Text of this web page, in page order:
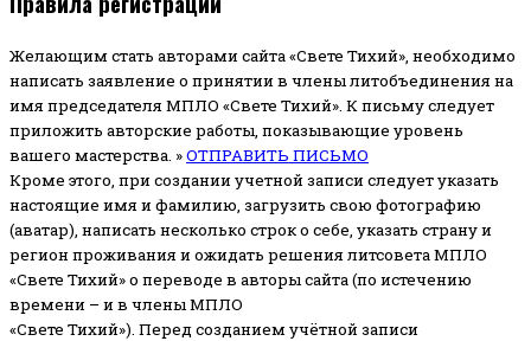
Желающим стать авторами сайта «Свете Тихий», необходимо
написать заявление о принятии в члены литобъединения на
имя председателя МПЛО «Свете Тихий». К письму следует
приложить авторские работы, показывающие уровень
вашего мастерства. »ОТПРАВИТЬ ПИСЬМО
Кроме этого, при создании учетной записи следует указать
настоящие имя и фамилию, загрузить свою фотографию
(аватар), написать несколько строк о себе, указать страну и
регион проживания и ожидать решения литсовета МПЛО
«Свете Тихий» о переводе в авторы сайта (по истечению
времени – и в члены МПЛО
«Свете Тихий»). Перед созданием учётной записи